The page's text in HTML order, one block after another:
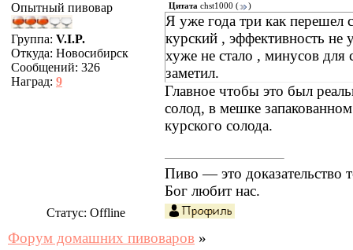
Опытный пивовар
Группа: V.I.P.
Откуда: Новосибирск
Сообщений: 326
Наград: 9
Цитата chst1000 ( )
Я уже года три как перешел
курский , эффективность не
хуже не стало , минусов для
заметил.
Главное чтобы это был
солод, в мешке
курского солода.
Пиво — это доказательство
Бог любит нас.
Статус: Offline
Форум домашних пивоваров »